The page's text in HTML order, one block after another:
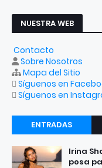
NUESTRA WEB
Contacto
Sobre Nosotros
Mapa del Sitio
Síguenos en
Síguenos en
ENTRADAS
RECIENTES
Irina
posa